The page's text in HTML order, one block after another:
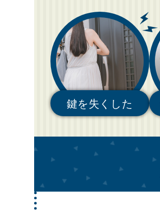
鍵を失くした